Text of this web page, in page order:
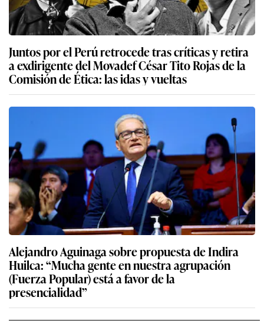
Juntos por el Perú retrocede tras críticas y retira
a exdirigente del Movadef César Tito Rojas de la
Comisión de Ética: las idas y vueltas
Alejandro Aguinaga sobre propuesta de Indira
Huilca: “Mucha gente en nuestra agrupación
(Fuerza Popular) está a favor de la
presencialidad”